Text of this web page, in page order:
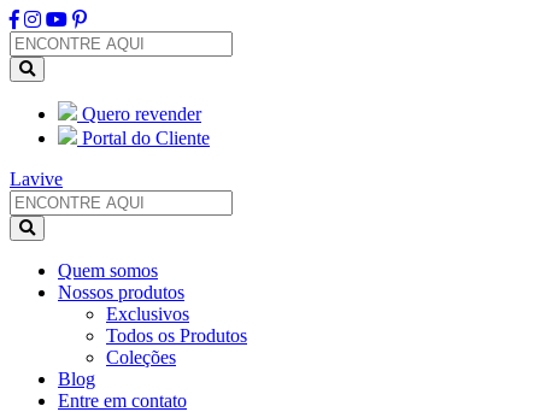
Quero revender
Portal do Cliente
Lavive
Quem somos
Nossos produtos
Exclusivos
Todos os Produtos
Coleções
Blog
Entre em contato